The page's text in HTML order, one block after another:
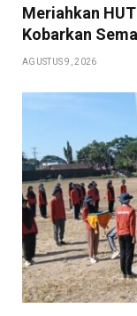
Meriahkan
Kobarkan
AGUSTUS 9, 2026